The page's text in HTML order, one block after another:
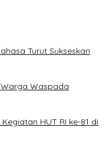
Turut Sukseskan
Waspada
HUT RI ke-81 di